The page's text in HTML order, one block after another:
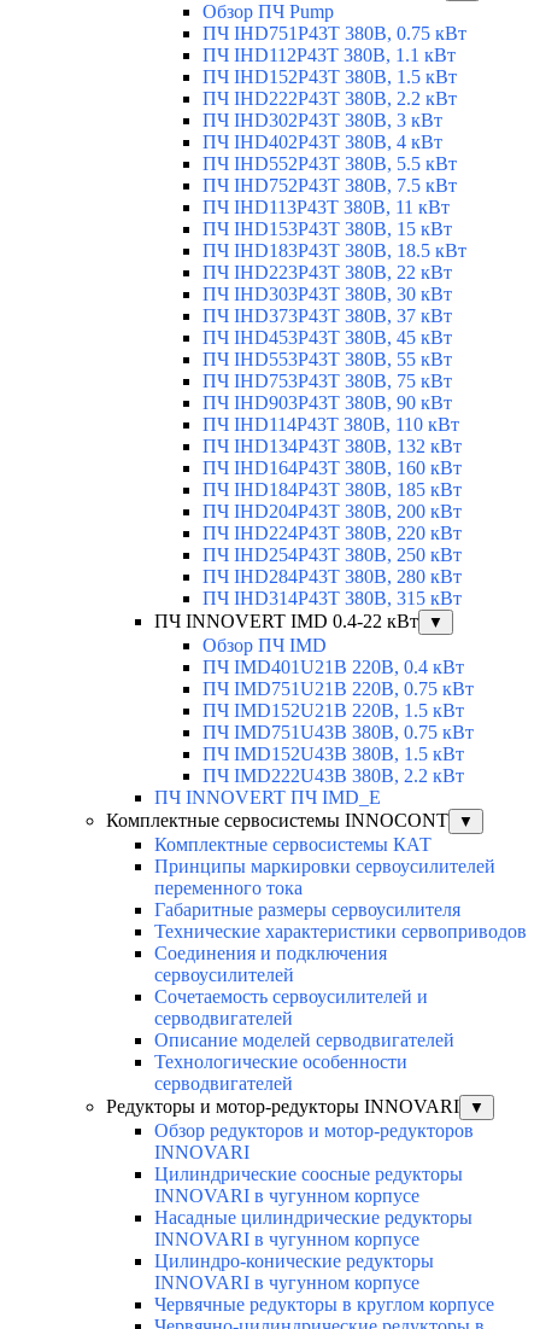
Обзор ПЧ Pump
ПЧ IHD751P43T 380В, 0.75 кВт
ПЧ IHD112P43T 380В, 1.1 кВт
ПЧ IHD152P43T 380В, 1.5 кВт
ПЧ IHD222P43T 380В, 2.2 кВт
ПЧ IHD302P43T 380В, 3 кВт
ПЧ IHD402P43T 380В, 4 кВт
ПЧ IHD552P43T 380В, 5.5 кВт
ПЧ IHD752P43T 380В, 7.5 кВт
ПЧ IHD113P43T 380В, 11 кВт
ПЧ IHD153P43T 380В, 15 кВт
ПЧ IHD183P43T 380В, 18.5 кВт
ПЧ IHD223P43T 380В, 22 кВт
ПЧ IHD303P43T 380В, 30 кВт
ПЧ IHD373P43T 380В, 37 кВт
ПЧ IHD453P43T 380В, 45 кВт
ПЧ IHD553P43T 380В, 55 кВт
ПЧ IHD753P43T 380В, 75 кВт
ПЧ IHD903P43T 380В, 90 кВт
ПЧ IHD114P43T 380В, 110 кВт
ПЧ IHD134P43T 380В, 132 кВт
ПЧ IHD164P43T 380В, 160 кВт
ПЧ IHD184P43T 380В, 185 кВт
ПЧ IHD204P43T 380В, 200 кВт
ПЧ IHD224P43T 380В, 220 кВт
ПЧ IHD254P43T 380В, 250 кВт
ПЧ IHD284P43T 380В, 280 кВт
ПЧ IHD314P43T 380В, 315 кВт
ПЧ INNOVERT IMD 0.4-22 кВт
▼
Обзор ПЧ IMD
ПЧ IMD401U21B 220В, 0.4 кВт
ПЧ IMD751U21B 220В, 0.75 кВт
ПЧ IMD152U21B 220В, 1.5 кВт
ПЧ IMD751U43B 380В, 0.75 кВт
ПЧ IMD152U43B 380В, 1.5 кВт
ПЧ IMD222U43B 380В, 2.2 кВт
ПЧ INNOVERT ПЧ IMD_E
Комплектные сервосистемы INNOCONT
▼
Комплектные сервосистемы КАТ
Принципы маркировки сервоусилителей
переменного тока
Габаритные размеры сервоусилителя
Технические характеристики сервоприводов
Соединения и подключения
сервоусилителей
Сочетаемость сервоусилителей и
серводвигателей
Описание моделей серводвигателей
Технологические особенности
серводвигателей
Редукторы и мотор-редукторы INNOVARI
▼
Обзор редукторов и мотор-редукторов
INNOVARI
Цилиндрические соосные редукторы
INNOVARI в чугунном корпусе
Насадные цилиндрические редукторы
INNOVARI в чугунном корпусе
Цилиндро-конические редукторы
INNOVARI в чугунном корпусе
Червячные редукторы в круглом корпусе